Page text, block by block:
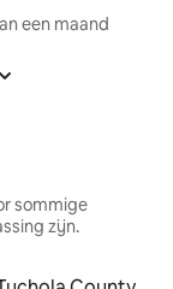
een maand
sommige
zijn.